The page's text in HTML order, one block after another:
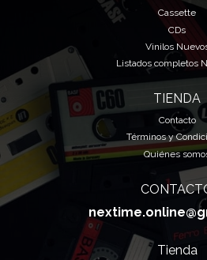
Cassette
CDs
Vinilos
Listados completos
TIENDA
Contacto
Términos y
Quiénes
Tienda